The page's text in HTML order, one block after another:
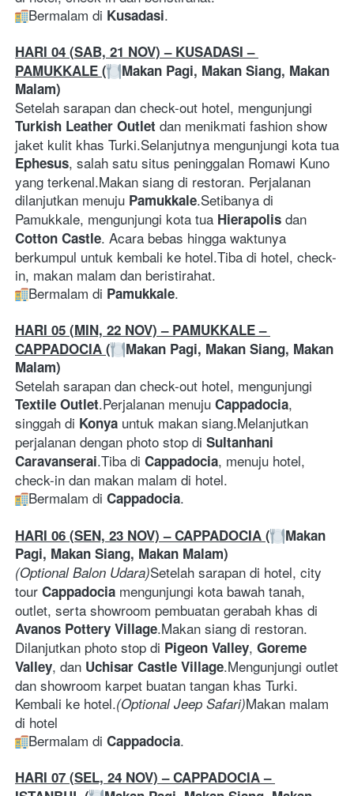
Bermalam di Kusadasi.
HARI 04 (SAB, 21 NOV) – KUSADASI –
PAMUKKALE (
Makan Pagi, Makan Siang, Makan
Malam)
Turkish Leather Outlet dan menikmati fashion show
Ephesus, salah satu situs peninggalan Romawi Kuno
yang terkenal.Makan siang di restoran. Perjalanan
dilanjutkan menuju Pamukkale.Setibanya di
Pamukkale, mengunjungi kota tua Hierapolis
Cotton Castle. Acara bebas hingga waktunya
berkumpul untuk kembali ke hotel.Tiba di hotel, check-
in, makan malam dan beristirahat.
Bermalam di Pamukkale.
HARI 05 (MIN, 22 NOV) – PAMUKKALE –
CAPPADOCIA (
Makan Pagi, Makan Siang, Makan
Malam)
Textile Outlet.Perjalanan menuju Cappadocia,
singgah di Konya untuk makan siang.Melanjutkan
perjalanan dengan photo stop di Sultanhani
Caravanserai.Tiba di Cappadocia, menuju hotel,
check-in dan makan malam di hotel.
Bermalam di Cappadocia.
HARI 06 (SEN, 23 NOV) – CAPPADOCIA (
Makan
Pagi, Makan Siang, Makan Malam)
(Optional Balon Udara)Setelah sarapan di hotel, city
tour Cappadocia mengunjungi kota bawah tanah,
Avanos Pottery Village.Makan siang di restoran.
Dilanjutkan photo stop di Pigeon Valley, Goreme
Valley, dan Uchisar Castle Village.Mengunjungi outlet
dan showroom karpet buatan tangan khas Turki.
Kembali ke hotel.(Optional Jeep Safari)Makan malam
di hotel
Bermalam di Cappadocia.
HARI 07 (SEL, 24 NOV) – CAPPADOCIA –